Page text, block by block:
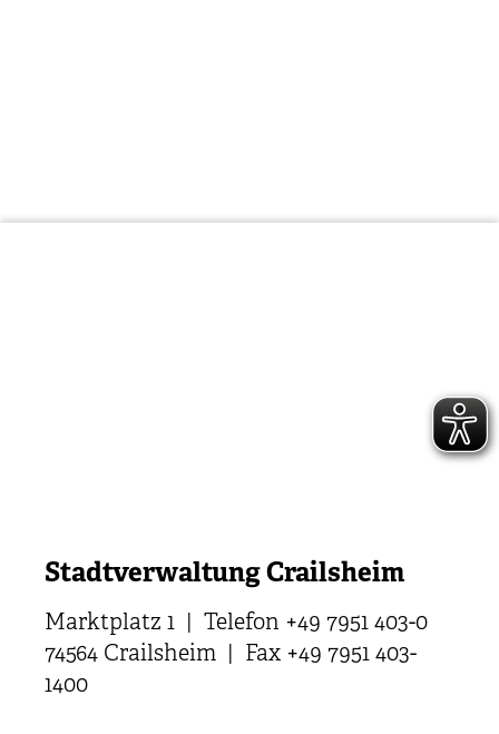
Stadtverwaltung Crailsheim
Marktplatz 1 | Telefon +49 7951 403-0
74564 Crailsheim | Fax +49 7951 403-
1400